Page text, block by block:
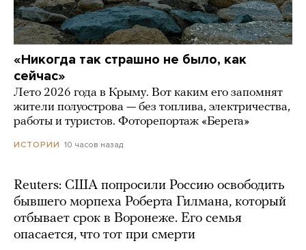
«Никогда так страшно не было, как
сейчас»
Лето 2026 года в Крыму. Вот каким его запомнят
жители полуострова — без топлива, электричества,
работы и туристов. Фоторепортаж «Берега»
ИСТОРИИ 10 часов назад
Reuters: США попросили Россию освободить
бывшего морпеха Роберта Гилмана, который
отбывает срок в Воронеже. Его семья
опасается, что тот при смерти